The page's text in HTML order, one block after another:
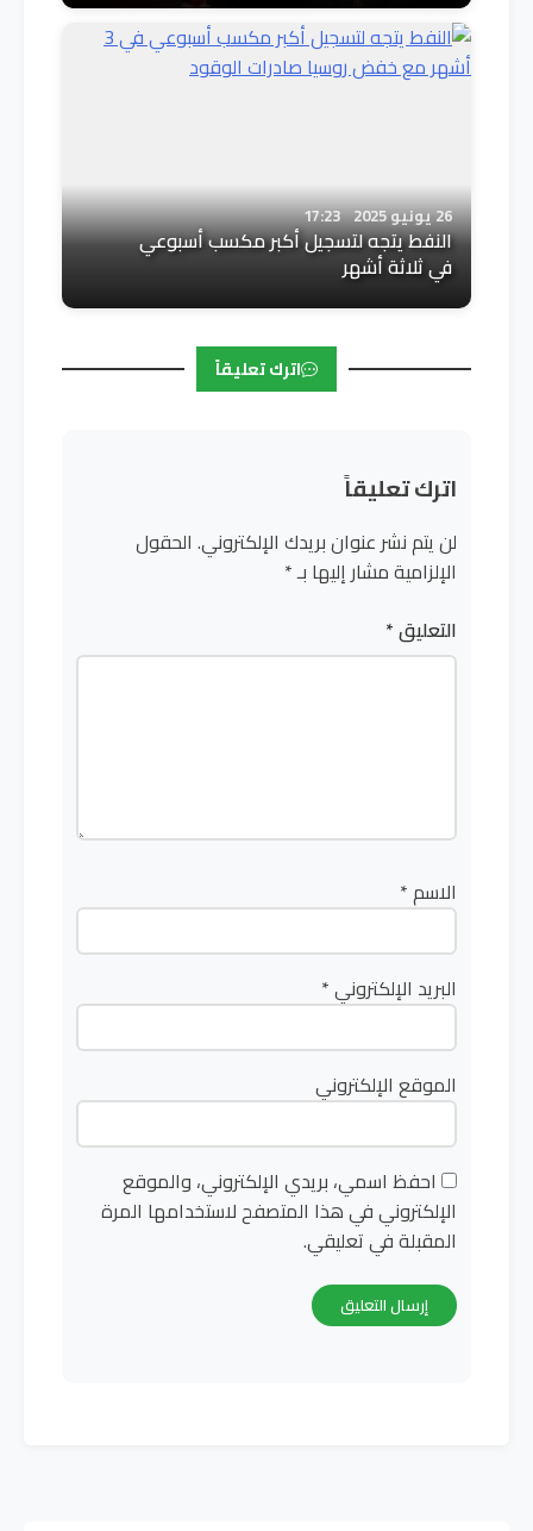
26 يونيو 2025 17:23
النفط يتجه لتسجيل أكبر مكسب أسبوعي
في ثلاثة أشهر
اترك تعليقاً
اترك تعليقاً
لن يتم نشر عنوان بريدك الإلكتروني. الحقول
الإلزامية مشار إليها بـ*
التعليق*
الاسم*
البريد الإلكتروني*
الموقع الإلكتروني
احفظ اسمي، بريدي الإلكتروني، والموقع
الإلكتروني في هذا المتصفح لاستخدامها المرة
المقبلة في تعليقي.